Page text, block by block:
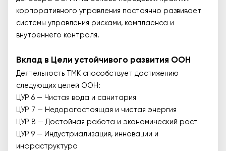
корпоративного управления постоянно развивает
системы управления рисками, комплаенса и
внутреннего контроля.
Вклад в Цели устойчивого развития ООН
Деятельность ТМК способствует достижению
следующих целей ООН:
ЦУР 6 — Чистая вода и санитария
ЦУР 7 — Недорогостоящая и чистая энергия
ЦУР 8 — Достойная работа и экономический рост
ЦУР 9 — Индустриализация, инновации и
инфраструктура